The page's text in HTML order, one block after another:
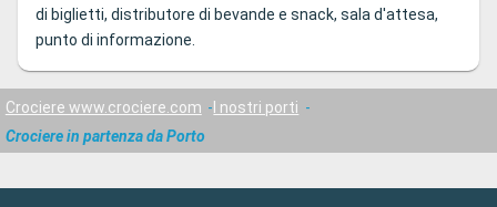
di biglietti, distributore di bevande e snack, sala d'attesa,
punto di informazione.
Crociere www.crociere.com
I nostri porti
Crociere in partenza da Porto